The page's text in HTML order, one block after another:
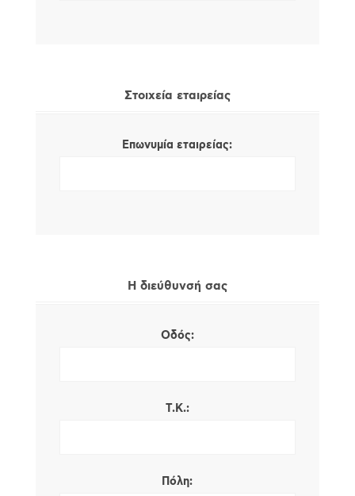
Στοιχεία εταιρείας
Επωνυμία εταιρείας:
Η διεύθυνσή σας
Οδός:
Τ.Κ.:
Πόλη: